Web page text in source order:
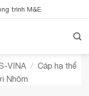
trình M&E
VINA / Cáp hạ thế
Nhôm